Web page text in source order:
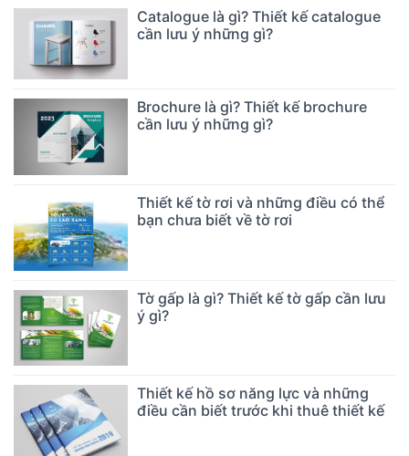
Catalogue là gì? Thiết kế catalogue
cần lưu ý những gì?
Brochure là gì? Thiết kế brochure
cần lưu ý những gì?
Thiết kế tờ rơi và những điều có thể
bạn chưa biết về tờ rơi
Tờ gấp là gì? Thiết kế tờ gấp cần lưu
ý gì?
Thiết kế hồ sơ năng lực và những
điều cần biết trước khi thuê thiết kế